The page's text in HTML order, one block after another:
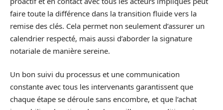
faire toute la différence dans la transition fluide vers la
remise des clés. Cela permet non seulement d’assurer un
calendrier respecté, mais aussi d’aborder la signature
notariale de manière sereine.
Un bon suivi du processus et une communication
constante avec tous les intervenants garantissent que
chaque étape se déroule sans encombre, et que l’achat